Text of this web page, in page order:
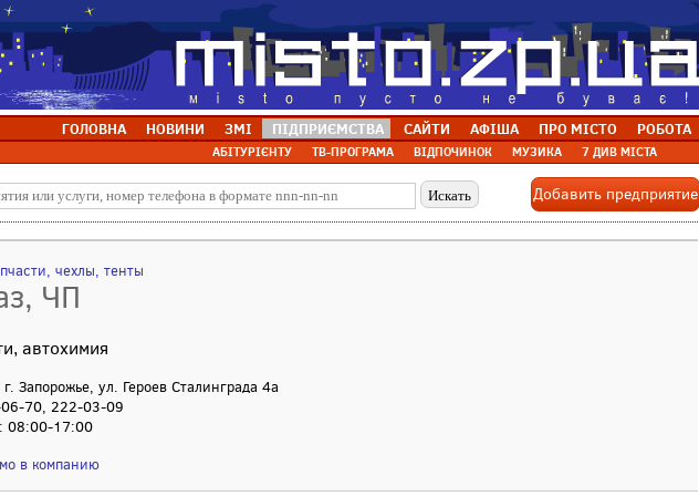
ГОЛОВНА НОВИНИ ЗМІ ПІДПРИЄМСТВА САЙТИ АФІША ПРО МІСТО РОБОТА
АБІТУРІЄНТУ ТВ-ПРОГРАМА ВІДПОЧИНОК МУЗИКА 7 ДИВ МІСТА
Добавить предприятие
чехлы, тенты
ЧП
автохимия
Запорожье, ул. Героев Сталинграда 4а
70, 222-03-09
: 08:00-17:00
в компанию